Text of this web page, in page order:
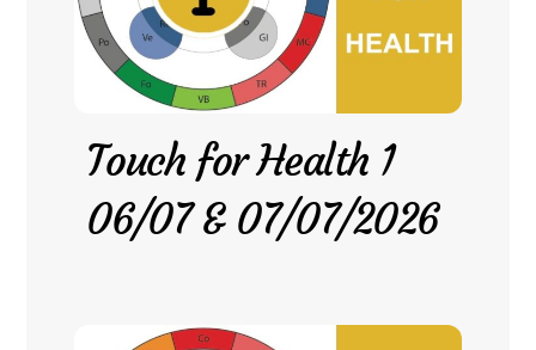
Touch for Health 1
06/07 & 07/07/2026